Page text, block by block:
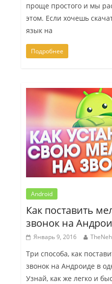
проще простого и мы
этом. Если хочешь
язык на
Подробнее
Android
Как поставить
звонок на
Январь 9, 2016 TheNeh
Три способа, как
звонок на Андроиде в
Узнай, как же легко и